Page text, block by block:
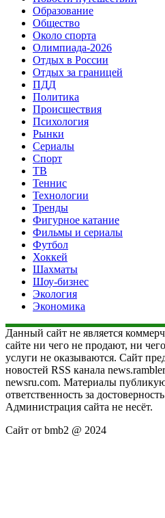
Образование
Общество
Около спорта
Олимпиада-2026
Отдых в России
Отдых за границей
ПДД
Политика
Происшествия
Психология
Рынки
Сериалы
Спорт
ТВ
Теннис
Технологии
Тренды
Фигурное катание
Фильмы и сериалы
Футбол
Хоккей
Шахматы
Шоу-бизнес
Экология
Экономика
Данный сайт не является
сайте ни чего не продают, ни
услуги не оказываются. Сайт
новостей RSS канала
newsru.com. Материалы
ответственность за
Администрация сайта не несёт.
Сайт от bmb2 @ 2024